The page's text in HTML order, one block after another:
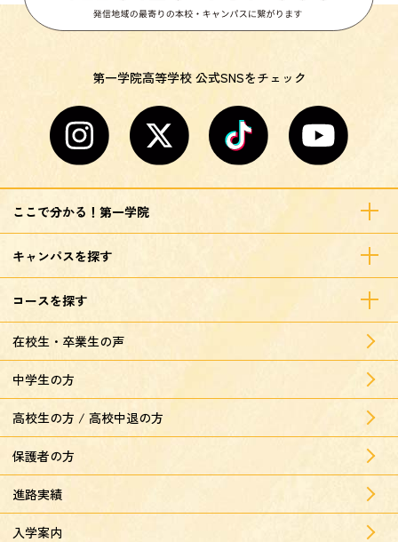
第一学院高等学校 公式SNSをチェック
ここで分かる！第一学院
キャンパスを探す
コースを探す
在校生・卒業生の声
中学生の方
高校生の方 / 高校中退の方
保護者の方
進路実績
入学案内